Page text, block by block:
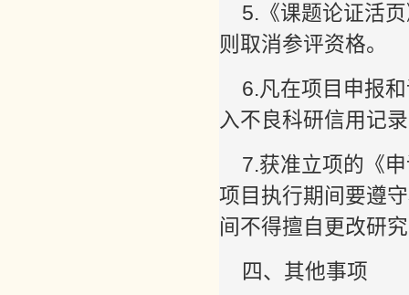
5.《课题论证活
则取消参评资格。
6.凡在项目申报
入不良科研信用记
7.获准立项的《
项目执行期间要遵
间不得擅自更改研
四、其他事项